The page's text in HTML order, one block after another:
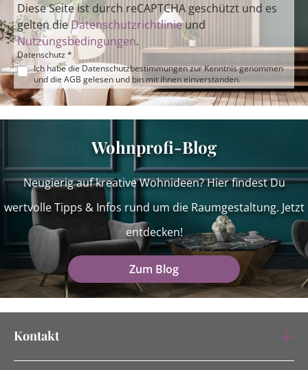
Diese Seite ist durch reCAPTCHA geschützt und es
gelten dieDatenschutzrichtlinieund
Nutzungsbedingungen.
Datenschutz *
Ich habe die Datenschutzbestimmungenzur Kenntnis genommen
und die AGB gelesen und bin mit ihnen einverstanden.
Wohnprofi-Blog
Neugierig auf kreative Wohnideen? Hier findest Du
wertvolle Tipps & Infos rund um die Raumgestaltung. Jetzt
entdecken!
Zum Blog
Kontakt